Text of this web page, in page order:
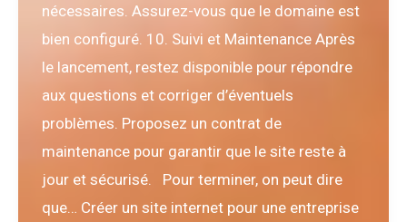
nécessaires. Assurez-vous que le domaine est
bien configuré. 10. Suivi et Maintenance Après
le lancement, restez disponible pour répondre
aux questions et corriger d’éventuels
problèmes. Proposez un contrat de
maintenance pour garantir que le site reste à
jour et sécurisé. Pour terminer, on peut dire
que… Créer un site internet pour une entreprise